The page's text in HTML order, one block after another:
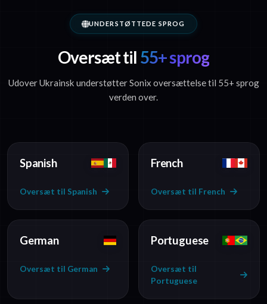
UNDERSTØTTEDE SPROG
Oversæt til 55+ sprog
Udover Ukrainsk understøtter Sonix oversættelse til 55+ sprog
verden over.
Spanish
Oversæt til Spanish
French
Oversæt til French
German
Oversæt til German
Portuguese
Oversæt til
Portuguese